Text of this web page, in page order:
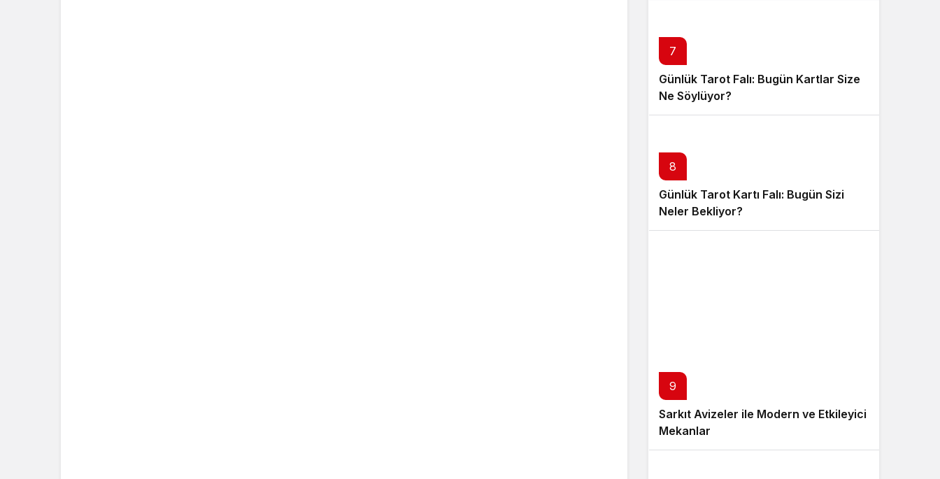
7
Günlük Tarot Falı: Bugün Kartlar Size
Ne Söylüyor?
8
Günlük Tarot Kartı Falı: Bugün Sizi
Neler Bekliyor?
9
Sarkıt Avizeler ile Modern ve Etkileyici
Mekanlar